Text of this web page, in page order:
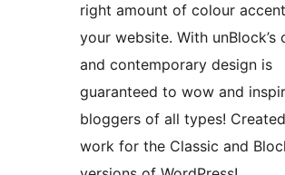
right amount of colour
your website. With unBlock’s
and contemporary design is
guaranteed to wow and
bloggers of all types!
work for the Classic and